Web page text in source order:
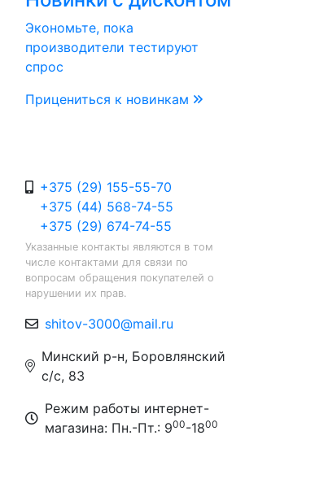
Экономьте, пока
производители тестируют
спрос
Прицениться к новинкам
+375 (29) 155-55-70
+375 (44) 568-74-55
+375 (29) 674-74-55
Указанные контакты являются в том
числе контактами для связи по
вопросам обращения покупателей о
нарушении их прав.
shitov-3000@mail.ru
Минский р-н, Боровлянский
с/с, 83
Режим работы интернет-
магазина: Пн.-Пт.: 900-1800